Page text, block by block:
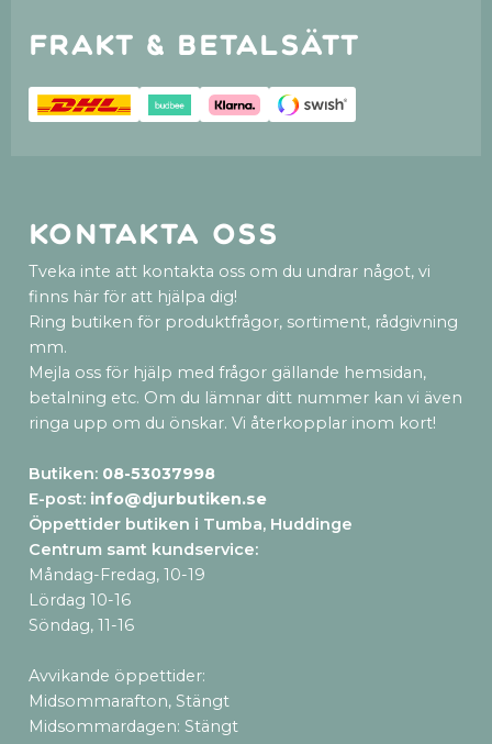
Frakt & betalsätt
Kontakta oss
Tveka inte att kontakta oss om du undrar något, vi
finns här för att hjälpa dig!
Ring butiken för produktfrågor, sortiment, rådgivning
mm.
Mejla oss för hjälp med frågor gällande hemsidan,
betalning etc. Om du lämnar ditt nummer kan vi även
ringa upp om du önskar. Vi återkopplar inom kort!
Butiken: 08-53037998
E-post: info@djurbutiken.se
Öppettider butiken i Tumba, Huddinge
Centrum samt kundservice:
Måndag-Fredag, 10-19
Lördag 10-16
Söndag, 11-16
Avvikande öppettider:
Midsommarafton, Stängt
Midsommardagen: Stängt